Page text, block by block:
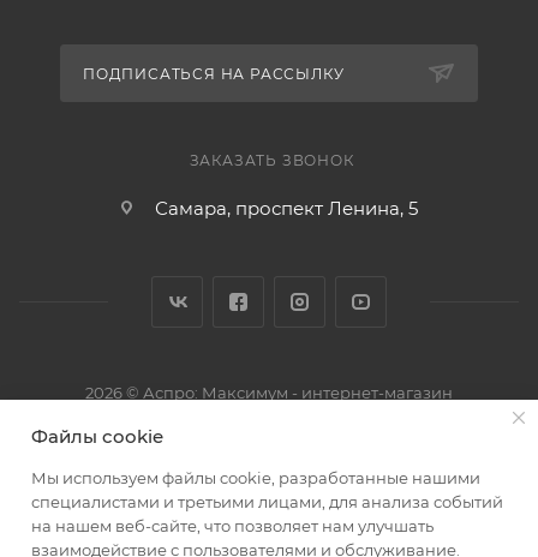
ПОДПИСАТЬСЯ НА РАССЫЛКУ
ЗАКАЗАТЬ ЗВОНОК
Самара, проспект Ленина, 5
2026 © Аспро: Максимум - интернет-магазин
Файлы cookie
Мы используем файлы cookie, разработанные нашими
специалистами и третьими лицами, для анализа событий
на нашем веб-сайте, что позволяет нам улучшать
взаимодействие с пользователями и обслуживание.